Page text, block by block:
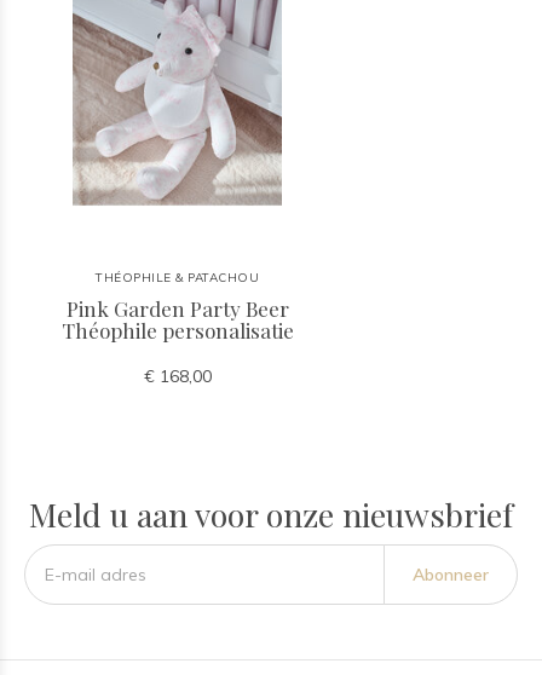
THÉOPHILE & PATACHOU
Pink Garden Party Beer
Théophile personalisatie
€ 168,00
Meld u aan voor onze nieuwsbrief
Abonneer